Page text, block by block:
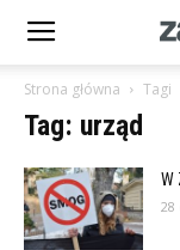
Strona główna Tagi
Tag: urząd
W
28